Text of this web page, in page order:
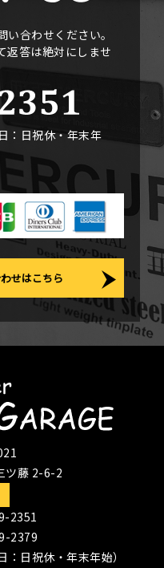
合わせください。
返答は絶対にしませ
：日祝休・年末年
せはこちら
ツ藤 2-6-2
2351
2379
日祝休・年末年始）